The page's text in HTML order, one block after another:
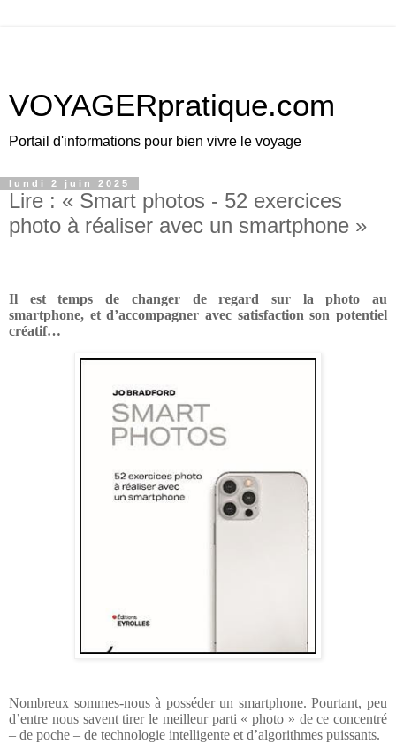
VOYAGERpratique.com
Portail d'informations pour bien vivre le voyage
lundi 2 juin 2025
Lire : « Smart photos - 52 exercices
photo à réaliser avec un smartphone »
Il est temps de changer de regard sur la photo au
smartphone, et d’accompagner avec satisfaction son potentiel
créatif…
Nombreux sommes-nous à posséder un smartphone. Pourtant, peu
d’entre nous savent tirer le meilleur parti « photo » de ce concentré
– de poche – de technologie intelligente et d’algorithmes puissants.